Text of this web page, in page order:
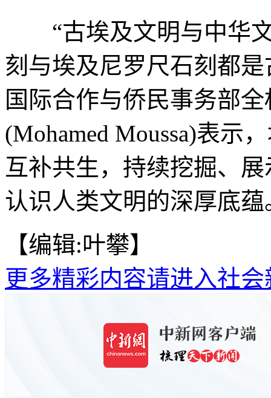
“古埃及文明与中华文
刻与埃及尼罗尺石刻都
国际合作与侨民事务部
(Mohamed Moussa)表示
互补共生，持续挖掘、
认识人类文明的深厚底蕴
【编辑:叶攀】
更多精彩内容请进入社会